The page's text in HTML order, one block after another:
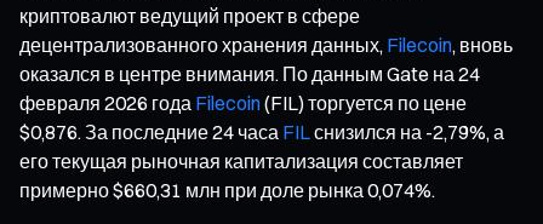
криптовалют ведущий проект в сфере
децентрализованного хранения данных, Filecoin, вновь
оказался в центре внимания. По данным Gate на 24
февраля 2026 года Filecoin(FIL) торгуется по цене
$0,876. За последние 24 часа FILснизился на -2,79%, а
его текущая рыночная капитализация составляет
примерно $660,31 млн при доле рынка 0,074%.